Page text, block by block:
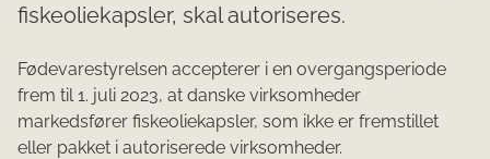
fiskeoliekapsler, skal autoriseres.
Fødevarestyrelsen accepterer i en overgangsperiode
frem til 1. juli 2023, at danske virksomheder
markedsfører fiskeoliekapsler, som ikke er fremstillet
eller pakket i autoriserede virksomheder.